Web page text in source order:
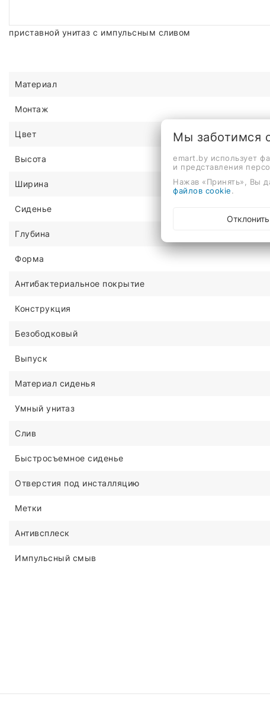
приставной унитаз с импульсным сливом
Материал
Монтаж
Цвет
Высота
Ширина
Сиденье
Глубина
Форма
Антибактериальное покрытие
Конструкция
Безободковый
Выпуск
Материал сиденья
Умный унитаз
Слив
Быстросъемное сиденье
Отверстия под инсталляцию
Метки
Антивсплеск
Импульсный смыв
Мы заботимся
emart.by использует
и представления
Нажав «Принять», Вы
файлов cookie.
Отклонить